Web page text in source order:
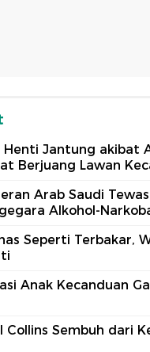
Henti Jantung akibat
Berjuang Lawan
Arab Saudi
Alkohol-
Seperti Terbakar,
Anak Kecanduan
Collins Sembuh dari